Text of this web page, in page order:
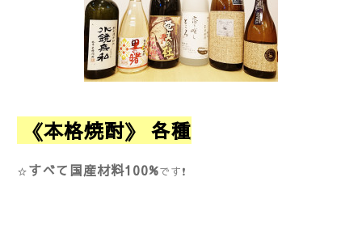
《本格焼酎》 各種
☆すべて国産材料100%です❗